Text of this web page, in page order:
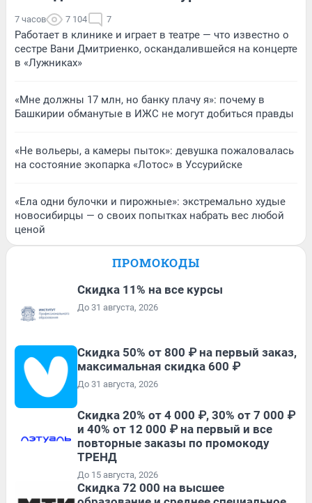
7 часов 7 104 7
Работает в клинике и играет в театре — что известно о
сестре Вани Дмитриенко, оскандалившейся на концерте
в «Лужниках»
«Мне должны 17 млн, но банку плачу я»: почему в
Башкирии обманутые в ИЖС не могут добиться правды
«Не вольеры, а камеры пыток»: девушка пожаловалась
на состояние экопарка «Лотос» в Уссурийске
«Ела одни булочки и пирожные»: экстремально худые
новосибирцы — о своих попытках набрать вес любой
ценой
ПРОМОКОДЫ
Скидка 11% на все курсы
До 31 августа, 2026
Скидка 50% от 800 ₽ на первый заказ,
максимальная скидка 600 ₽
До 31 августа, 2026
Скидка 20% от 4 000 ₽, 30% от 7 000 ₽
и 40% от 12 000 ₽ на первый и все
повторные заказы по промокоду
ТРЕНД
До 15 августа, 2026
Скидка 72 000 на высшее